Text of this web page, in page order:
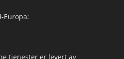
Europa:
tjenester er levert av